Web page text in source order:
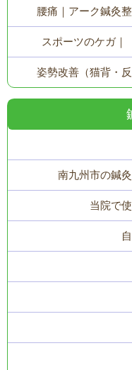
腰痛｜アーク鍼灸
スポーツのケガ｜
姿勢改善（猫背・
南九州市の鍼
当院で